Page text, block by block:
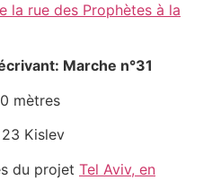
la rue des Prophètes à la
Marche n°31
mètres
Kislev
du projet Tel Aviv, en